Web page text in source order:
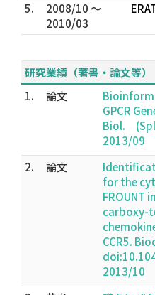
5.
2008/10 ～
2010/03
研究業績（著書・論文等）
1.
論文
GPCR
Biol.
2013/09
2.
論文
for the
FROUNT
carboxy-
CCR5.
2013/10